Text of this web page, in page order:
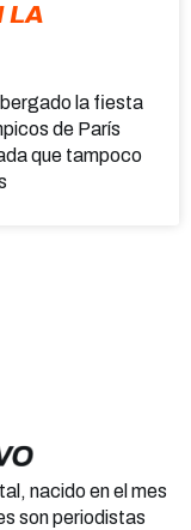
LA
la fiesta
de París
que tampoco
nacido en el mes
son periodistas